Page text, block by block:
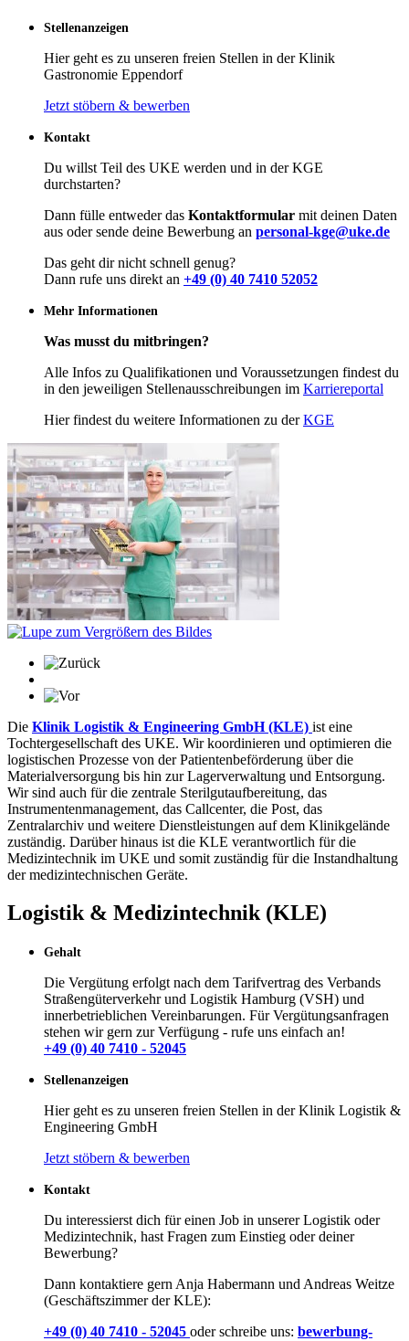
Stellenanzeigen
Hier geht es zu unseren freien Stellen in der Klinik
Gastronomie Eppendorf
Jetzt stöbern & bewerben
Kontakt
Du willst Teil des UKE werden und in der KGE
durchstarten?
Dann fülle entweder das Kontaktformular mit deinen Daten
aus oder sende deine Bewerbung an personal-kge@uke.de
Das geht dir nicht schnell genug?
Dann rufe uns direkt an +49 (0) 40 7410 52052
Mehr Informationen
Was musst du mitbringen?
Alle Infos zu Qualifikationen und Voraussetzungen findest du
in den jeweiligen Stellenausschreibungen im Karriereportal
Hier findest du weitere Informationen zu derKGE
Die Klinik Logistik & Engineering GmbH (KLE) ist eine
Tochtergesellschaft des UKE. Wir koordinieren und optimieren die
logistischen Prozesse von der Patientenbeförderung über die
Materialversorgung bis hin zur Lagerverwaltung und Entsorgung.
Wir sind auch für die zentrale Sterilgutaufbereitung, das
Instrumentenmanagement, das Callcenter, die Post, das
Zentralarchiv und weitere Dienstleistungen auf dem Klinikgelände
zuständig. Darüber hinaus ist die KLE verantwortlich für die
Medizintechnik im UKE und somit zuständig für die Instandhaltung
der medizintechnischen Geräte.
Logistik & Medizintechnik (KLE)
Gehalt
Die Vergütung erfolgt nach dem Tarifvertrag des Verbands
Straßengüterverkehr und Logistik Hamburg (VSH) und
innerbetrieblichen Vereinbarungen. Für Vergütungsanfragen
stehen wir gern zur Verfügung - rufe uns einfach an!
+49 (0) 40 7410 - 52045
Stellenanzeigen
Hier geht es zu unseren freien Stellen in der Klinik Logistik &
Engineering GmbH
Jetzt stöbern & bewerben
Kontakt
Du interessierst dich für einen Job in unserer Logistik oder
Medizintechnik, hast Fragen zum Einstieg oder deiner
Bewerbung?
Dann kontaktiere gern Anja Habermann und Andreas Weitze
(Geschäftszimmer der KLE):
+49 (0) 40 7410 - 52045 oder schreibe uns: bewerbung-